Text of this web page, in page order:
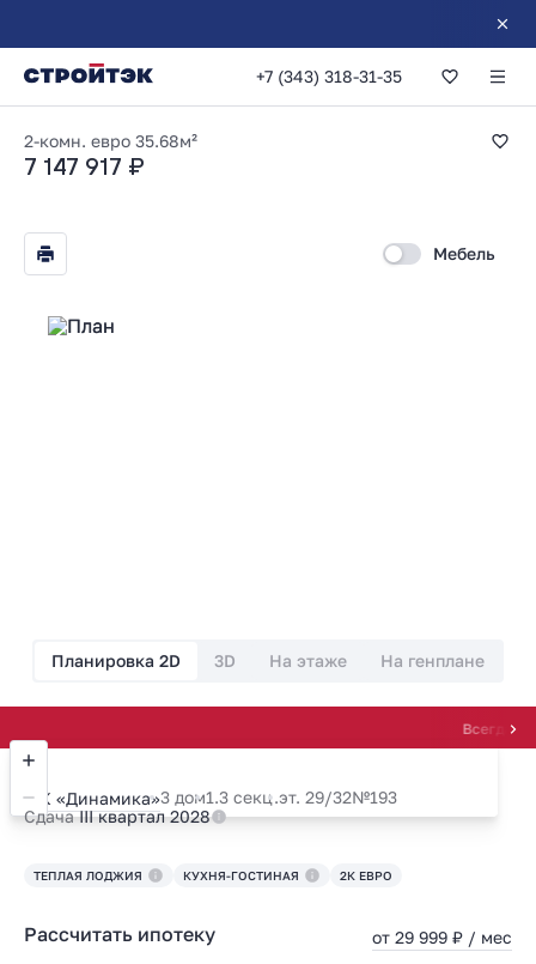
+7 (343) 318-31-35
1-комнатная
2-комн. евро 35.68м²
7 147 917 ₽
Всегда на
Мебель
Планировка 2D 3D На этаже На генплане
ЖК «Динамика»3 дом1.3 секц.эт. 29/32№193
СдачаIII квартал 2028
ТЕПЛАЯ ЛОДЖИЯ КУХНЯ-ГОСТИНАЯ 2К ЕВРО
Рассчитать ипотеку от 29 999 ₽ / мес